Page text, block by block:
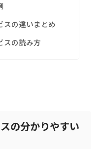
スの違いまとめ
スの読み方
の分かりやすい